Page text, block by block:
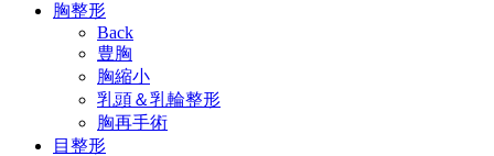
胸整形
Back
豊胸
胸縮小
乳頭＆乳輪整形
胸再手術
目整形